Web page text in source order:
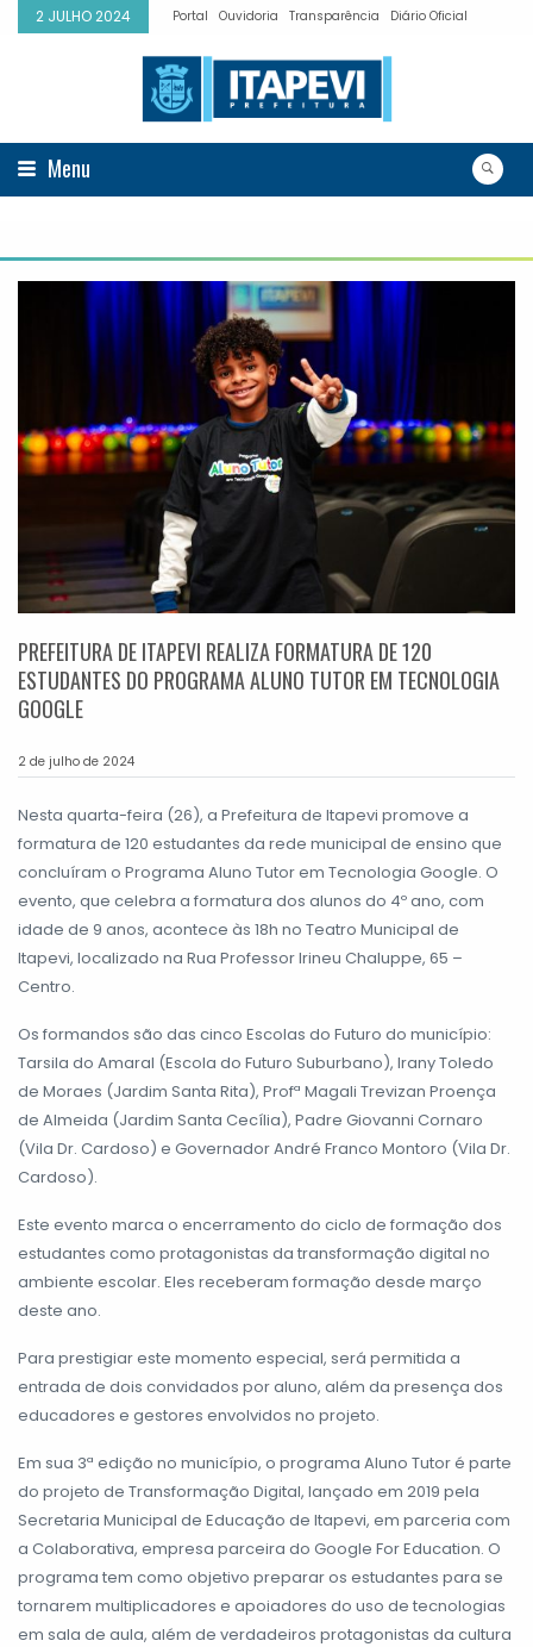
2 JULHO 2024 Portal Ouvidoria Transparência Diário Oficial
Menu
PREFEITURA DE ITAPEVI REALIZA FORMATURA DE 120
ESTUDANTES DO PROGRAMA ALUNO TUTOR EM TECNOLOGIA
GOOGLE
2 de julho de 2024
Nesta quarta-feira (26), a Prefeitura de Itapevi promove a
formatura de 120 estudantes da rede municipal de ensino que
concluíram o Programa Aluno Tutor em Tecnologia Google. O
evento, que celebra a formatura dos alunos do 4º ano, com
idade de 9 anos, acontece às 18h no Teatro Municipal de
Itapevi, localizado na Rua Professor Irineu Chaluppe, 65 –
Centro.
Os formandos são das cinco Escolas do Futuro do município:
Tarsila do Amaral (Escola do Futuro Suburbano), Irany Toledo
de Moraes (Jardim Santa Rita), Profª Magali Trevizan Proença
de Almeida (Jardim Santa Cecília), Padre Giovanni Cornaro
(Vila Dr. Cardoso) e Governador André Franco Montoro (Vila Dr.
Cardoso).
Este evento marca o encerramento do ciclo de formação dos
estudantes como protagonistas da transformação digital no
ambiente escolar. Eles receberam formação desde março
deste ano.
Para prestigiar este momento especial, será permitida a
entrada de dois convidados por aluno, além da presença dos
educadores e gestores envolvidos no projeto.
Em sua 3ª edição no município, o programa Aluno Tutor é parte
do projeto de Transformação Digital, lançado em 2019 pela
Secretaria Municipal de Educação de Itapevi, em parceria com
a Colaborativa, empresa parceira do Google For Education. O
programa tem como objetivo preparar os estudantes para se
tornarem multiplicadores e apoiadores do uso de tecnologias
em sala de aula, além de verdadeiros protagonistas da cultura